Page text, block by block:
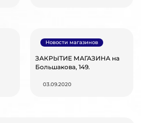
ЗАКРЫТИЕ МАГАЗИНА на
Большакова, 149.
Новости магазинов
03.09.2020